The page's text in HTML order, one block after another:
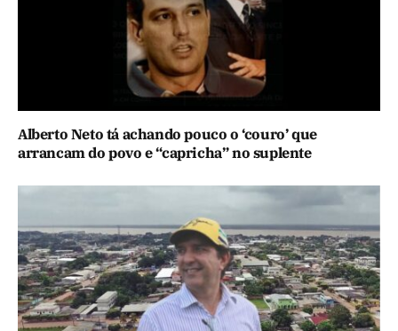
Alberto Neto tá achando pouco o ‘couro’ que
arrancam do povo e “capricha” no suplente